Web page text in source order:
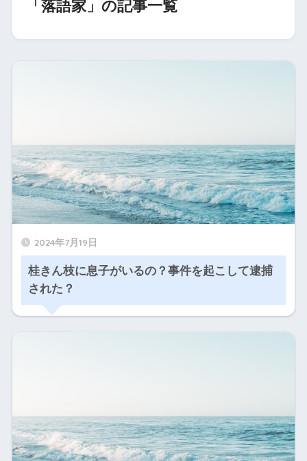
「落語家」の記事一覧
2024年7月19日
桂きん枝に息子がいるの？事件を起こして逮捕
された？